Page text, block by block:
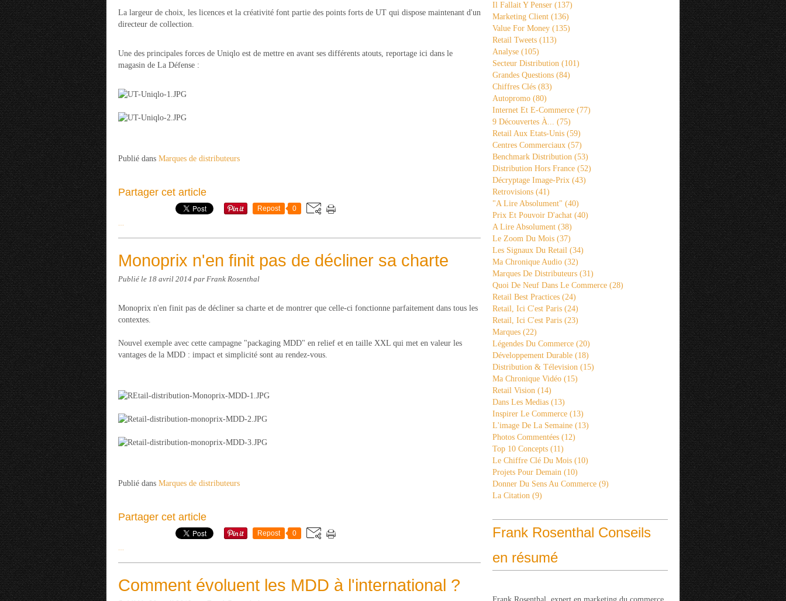
La largeur de choix, les licences et la créativité font partie des points forts de UT qui dispose maintenant d'un
directeur de collection.
Une des principales forces de Uniqlo est de mettre en avant ses différents atouts, reportage ici dans le
magasin de La Défense :
Publié dans Marques de distributeurs
Partager cet article
Repost 0
Monoprix n'en finit pas de décliner sa charte
Publié le 18 avril 2014 par Frank Rosenthal
Monoprix n'en finit pas de décliner sa charte et de montrer que celle-ci fonctionne parfaitement dans tous les
contextes.
Nouvel exemple avec cette campagne "packaging MDD" en relief et en taille XXL qui met en valeur les
vantages de la MDD : impact et simplicité sont au rendez-vous.
Publié dans Marques de distributeurs
Partager cet article
Repost 0
Comment évoluent les MDD à l'international ?
Il Fallait Y Penser (137)
Marketing Client (136)
Value For Money (135)
Retail Tweets (113)
Analyse (105)
Secteur Distribution (101)
Grandes Questions (84)
Chiffres Clés (83)
Autopromo (80)
Internet Et E-Commerce (77)
9 Découvertes À... (75)
Retail Aux Etats-Unis (59)
Centres Commerciaux (57)
Benchmark Distribution (53)
Distribution Hors France (52)
Décryptage Image-Prix (43)
Retrovisions (41)
"a Lire Absolument" (40)
Prix Et Pouvoir D'achat (40)
A Lire Absolument (38)
Le Zoom Du Mois (37)
Les Signaux Du Retail (34)
Ma Chronique Audio (32)
Marques De Distributeurs (31)
Quoi De Neuf Dans Le Commerce (28)
Retail Best Practices (24)
Retail, Ici C'est Paris (24)
Retail, Ici C'est Paris (23)
Marques (22)
Légendes Du Commerce (20)
Développement Durable (18)
Distribution & Télevision (15)
Ma Chronique Vidéo (15)
Retail Vision (14)
Dans Les Medias (13)
Inspirer Le Commerce (13)
L'image De La Semaine (13)
Photos Commentées (12)
Top 10 Concepts (11)
Le Chiffre Clé Du Mois (10)
Projets Pour Demain (10)
Donner Du Sens Au Commerce (9)
La Citation (9)
Frank Rosenthal Conseils
en résumé